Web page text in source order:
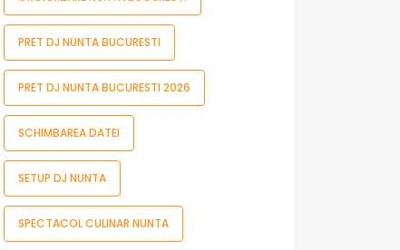
PRET DJ NUNTA BUCURESTI
PRET DJ NUNTA BUCURESTI 2026
SCHIMBAREA DATEI
SETUP DJ NUNTA
SPECTACOL CULINAR NUNTA